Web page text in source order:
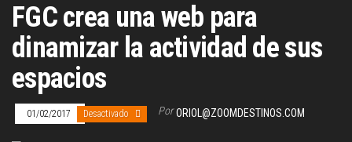
FGC crea una web para
dinamizar la actividad de sus
espacios
01/02/2017 Desactivado Por ORIOL@ZOOMDESTINOS.COM